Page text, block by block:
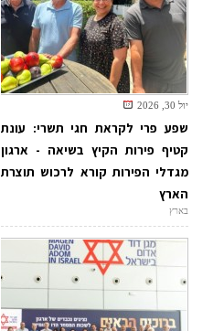
יול 30, 2026
שפע פרי לקראת חגי תשרי: עונת
קטיף פירות הקיץ בשיאה - ארגון
מגדלי הפירות קורא לרכוש תוצרת
הארץ
בארץ